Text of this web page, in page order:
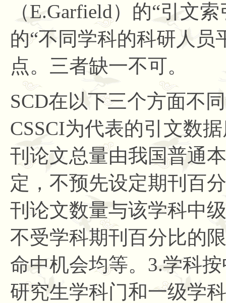
（E.Garfield）的“引文
的“不同学科的科研人员
点。三者缺一不可。
SCD在以下三个方面不
CSSCI为代表的引文数
刊论文总量由我国普通
定，不预先设定期刊百
刊论文数量与该学科中
不受学科期刊百分比的
命中机会均等。3.学科
研究生学科门和一级学